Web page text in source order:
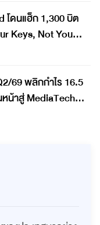
โดนแฮ็ก 1,300 บิต
69 พลิกกำไร 16.5
น้าสู่ MediaTech